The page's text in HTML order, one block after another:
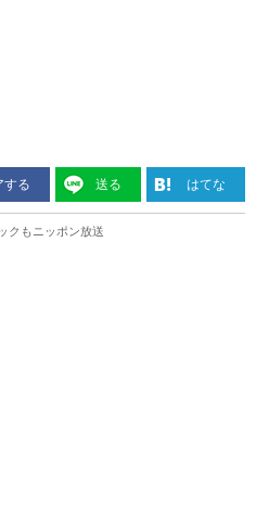
する 送る はてな
クもニッポン放送